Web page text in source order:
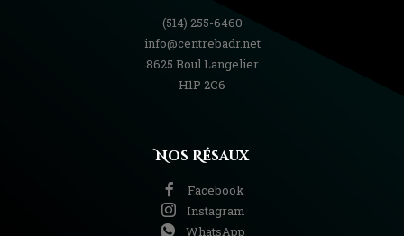
(514) 255-6460
info@centrebadr.net
8625 Boul Langelier
H1P 2C6
Nos Résaux
Facebook
Instagram
WhatsApp